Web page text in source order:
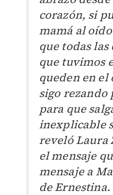
corazón, si
mamá al
que todas
que tuvimos
queden en
sigo rezando
para que
inexplicable
reveló Laura
el mensaje
mensaje a
de Ernestina.